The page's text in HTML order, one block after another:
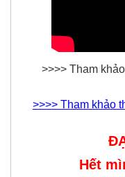
>>>> Tham
>>>> Tham khảo
Hết